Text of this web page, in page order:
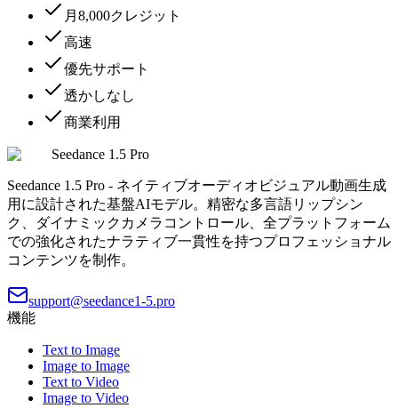
月8,000クレジット
高速
優先サポート
透かしなし
商業利用
Seedance 1.5 Pro
Seedance 1.5 Pro - ネイティブオーディオビジュアル動画生成
用に設計された基盤AIモデル。精密な多言語リップシン
ク、ダイナミックカメラコントロール、全プラットフォーム
での強化されたナラティブ一貫性を持つプロフェッショナル
コンテンツを制作。
support@seedance1-5.pro
機能
Text to Image
Image to Image
Text to Video
Image to Video